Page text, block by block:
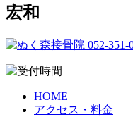
宏和
HOME
アクセス・料金